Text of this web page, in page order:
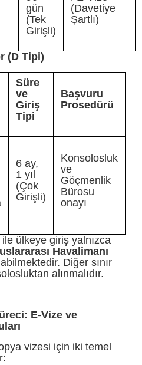
gün
(Tek
Girişli)
(Davetiye
Şartlı)
(D Tipi)
Süre
ve
Giriş
Tipi
Başvuru
Prosedürü
6 ay,
1 yıl
(Çok
Girişli)
Konsolosluk
ve
Göçmenlik
Bürosu
onayı
ülkeye giriş yalnızca
Havalimanı
Diğer sınır
alınmalıdır.
E-Vize ve
vizesi için iki temel